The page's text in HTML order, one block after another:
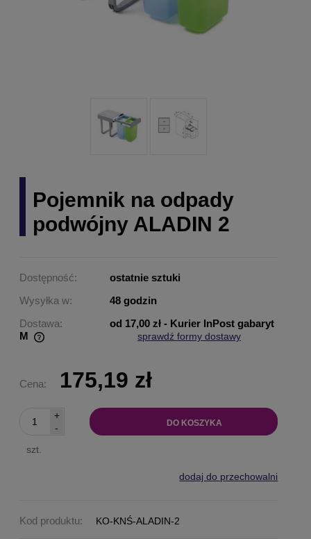
Pojemnik na odpady
podwójny ALADIN 2
Dostępność:
ostatnie sztuki
Wysyłka w:
48 godzin
Dostawa:
od 17,00 zł - Kurier InPost gabaryt
M
sprawdź formy dostawy
Cena: 175,19 zł
-
+
szt.
DO KOSZYKA
dodaj do przechowalni
Kod produktu: KO-KNŚ-ALADIN-2